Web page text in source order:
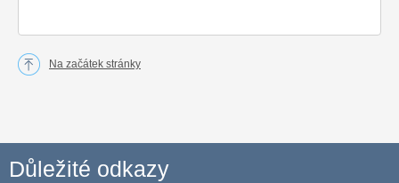
Na začátek stránky
Důležité odkazy